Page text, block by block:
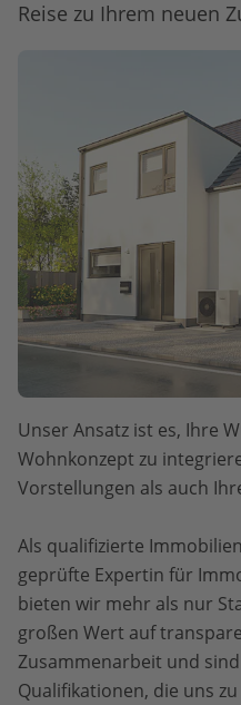
Reise zu Ihrem neuen
Unser Ansatz ist es, Ihre
Wohnkonzept zu
Vorstellungen als auch
Als qualifizierte
geprüfte Expertin für
bieten wir mehr als nur
großen Wert auf
Zusammenarbeit und
Qualifikationen, die uns